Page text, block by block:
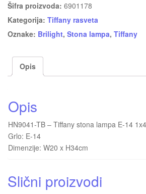
Šifra proizvoda: 6901178
Kategorija: Tiffany rasveta
Oznake: Brilight, Stona lampa, Tiffany
Opis
Opis
HN9041-TB – Tiffany stona lampa E-14
Grlo: E-14
Dimenzije: W20 x H34cm
Slični proizvodi